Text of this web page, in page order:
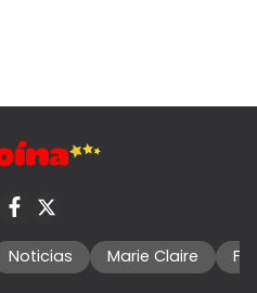
Noticias Marie Claire